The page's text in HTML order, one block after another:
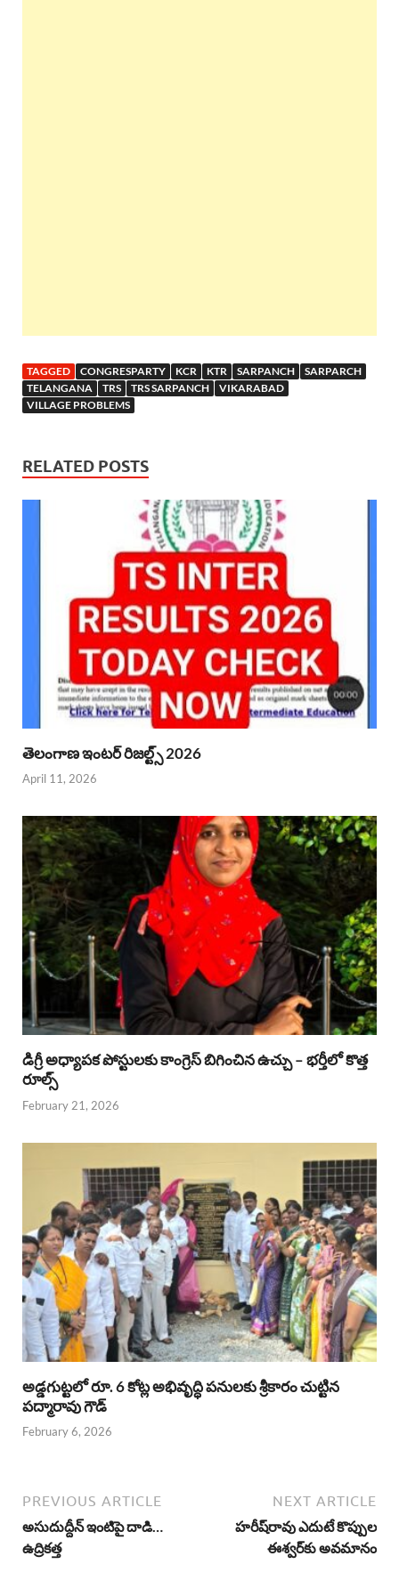
TAGGED CONGRESPARTY KCR KTR SARPANCH
SARPARCH
TELANGANA
TRS TRS SARPANCH
VIKARABAD
VILLAGE PROBLEMS
RELATED POSTS
తెలంగాణ ఇంటర్ రిజల్ట్స్ 2026
April 11, 2026
డిగ్రీ అధ్యాపక పోస్టులకు కాంగ్రెస్ బిగించిన ఉచ్చు – భర్తీలో కొత్త
రూల్స్
February 21, 2026
అడ్డగుట్టలో రూ. 6 కోట్ల అభివృద్ధి పనులకు శ్రీకారం చుట్టిన
పద్మారావు గౌడ్
February 6, 2026
PREVIOUS ARTICLE
అసుదుద్దీన్ ఇంటిపై దాడి…
ఉద్రికత్త
NEXT ARTICLE
హరీష్‌రావు ఎదుటే కొప్పుల
ఈశ్వర్‌కు అవమానం